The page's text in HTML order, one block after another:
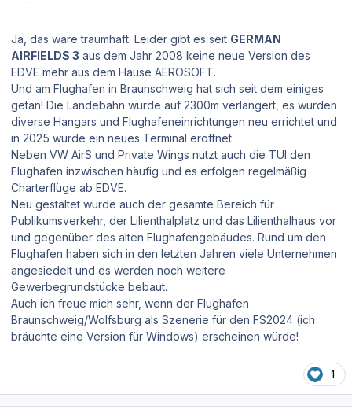
Ja, das wäre traumhaft. Leider gibt es seit GERMAN
AIRFIELDS 3 aus dem Jahr 2008 keine neue Version des
EDVE mehr aus dem Hause AEROSOFT.
Und am Flughafen in Braunschweig hat sich seit dem einiges
getan! Die Landebahn wurde auf 2300m verlängert, es wurden
diverse Hangars und Flughafeneinrichtungen neu errichtet und
in 2025 wurde ein neues Terminal eröffnet.
Neben VW AirS und Private Wings nutzt auch die TUI den
Flughafen inzwischen häufig und es erfolgen regelmäßig
Charterflüge ab EDVE.
Neu gestaltet wurde auch der gesamte Bereich für
Publikumsverkehr, der Lilienthalplatz und das Lilienthalhaus vor
und gegenüber des alten Flughafengebäudes. Rund um den
Flughafen haben sich in den letzten Jahren viele Unternehmen
angesiedelt und es werden noch weitere
Gewerbegrundstücke bebaut.
Auch ich freue mich sehr, wenn der Flughafen
Braunschweig/Wolfsburg als Szenerie für den FS2024 (ich
bräuchte eine Version für Windows) erscheinen würde!
1